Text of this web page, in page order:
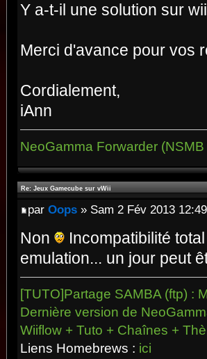
Y a-t-il une solution sur
Merci d'avance pour vos
Cordialement,
iAnn
NeoGamma Forwarder (NSMB
Re: Jeux Gamecube sur vWii
par Oops » Sam 2 Fév 2013 12:49
Non
Incompatibilité
emulation... un jour peut
[TUTO]Partage SAMBA (ftp) :
Dernière version de
Wiiflow + Tuto + Chaînes +
Liens Homebrews : ici